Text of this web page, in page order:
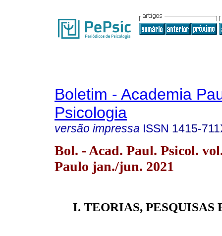
Boletim - Academia
Psicologia
versão impressa ISSN 1415-
Bol. - Acad. Paul. Psicol.
Paulo jan./jun. 2021
I. TEORIAS, PESQUISAS